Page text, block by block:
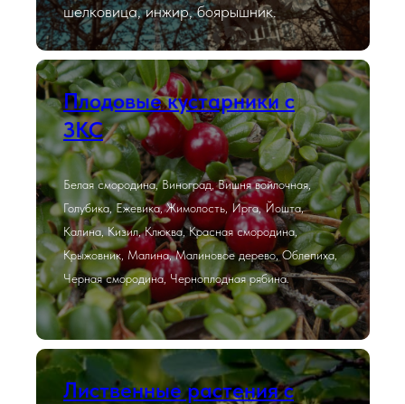
шелковица, инжир, боярышник.
Плодовые кустарники с
ЗКС
Белая смородина, Виноград, Вишня войлочная,
Голубика, Ежевика, Жимолость, Ирга, Йошта,
Калина, Кизил, Клюква, Красная смородина,
Крыжовник, Малина, Малиновое дерево, Облепиха,
Черная смородина, Черноплодная рябина.
Лиственные растения с